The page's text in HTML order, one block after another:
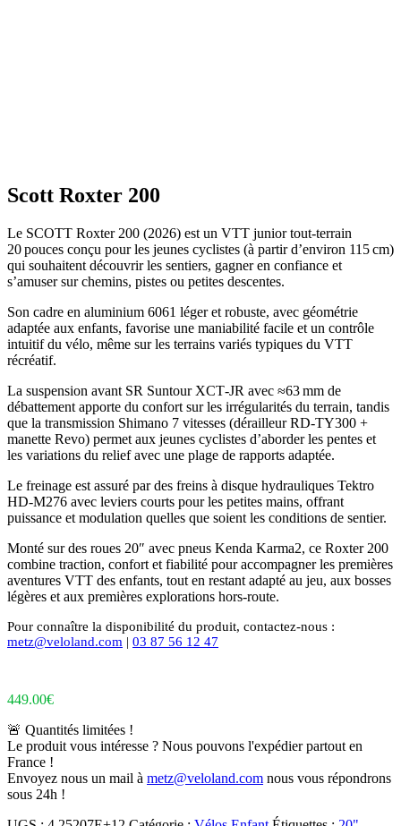
Scott Roxter 200
Le SCOTT Roxter 200 (2026) est un VTT junior tout‑terrain
20 pouces conçu pour les jeunes cyclistes (à partir d’environ 115 cm)
qui souhaitent découvrir les sentiers, gagner en confiance et
s’amuser sur chemins, pistes ou petites descentes.
Son cadre en aluminium 6061 léger et robuste, avec géométrie
adaptée aux enfants, favorise une maniabilité facile et un contrôle
intuitif du vélo, même sur les terrains variés typiques du VTT
récréatif.
La suspension avant SR Suntour XCT‑JR avec ≈63 mm de
débattement apporte du confort sur les irrégularités du terrain, tandis
que la transmission Shimano 7 vitesses (dérailleur RD‑TY300 +
manette Revo) permet aux jeunes cyclistes d’aborder les pentes et
les variations du relief avec une plage de rapports adaptée.
Le freinage est assuré par des freins à disque hydrauliques Tektro
HD‑M276 avec leviers courts pour les petites mains, offrant
puissance et modulation quelles que soient les conditions de sentier.
Monté sur des roues 20″ avec pneus Kenda Karma2, ce Roxter 200
combine traction, confort et fiabilité pour accompagner les premières
aventures VTT des enfants, tout en restant adapté au jeu, aux bosses
légères et aux premières explorations hors‑route.
Pour connaître la disponibilité du produit, contactez-nous :
metz@veloland.com | 03 87 56 12 47
449.00€
🚨 Quantités limitées !
Le produit vous intéresse ? Nous pouvons l'expédier partout en
France !
Envoyez nous un mail à metz@veloland.com nous vous répondrons
sous 24h !